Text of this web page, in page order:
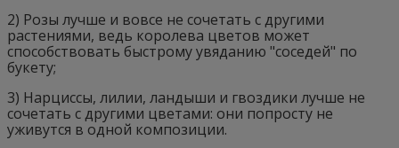
2) Розы лучше и вовсе не сочетать с другими
растениями, ведь королева цветов может
способствовать быстрому увяданию "соседей" по
букету;
3) Нарциссы, лилии, ландыши и гвоздики лучше не
сочетать с другими цветами: они попросту не
уживутся в одной композиции.